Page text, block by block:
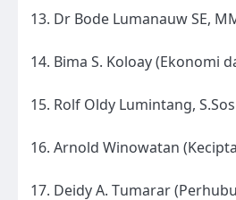
13. Dr Bode Lumanauw SE,
14. Bima S. Koloay (Ekonomi
15. Rolf Oldy Lumintang,
16. Arnold Winowatan
17. Deidy A. Tumarar